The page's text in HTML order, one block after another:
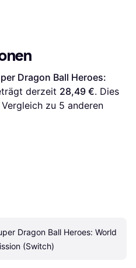
Dragon Ball Heroes:
derzeit 28,49 €. Dies
zu 5 anderen
Dragon Ball Heroes: World
(Switch)